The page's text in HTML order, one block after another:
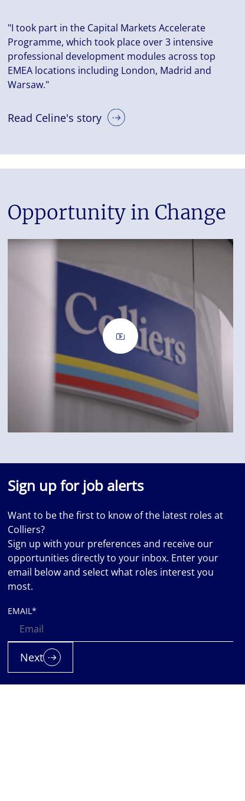
"I took part in the Capital Markets Accelerate
Programme, which took place over 3 intensive
professional development modules across top
EMEA locations including London, Madrid and
Warsaw."
Read Celine's story
Opportunity in Change
is a
Let us
Sign up for job alerts
Want to be the first to know of the latest roles at
Colliers?
Sign up with your preferences and receive our
opportunities directly to your inbox. Enter your
email below and select what roles interest you
most.
EMAIL*
Next